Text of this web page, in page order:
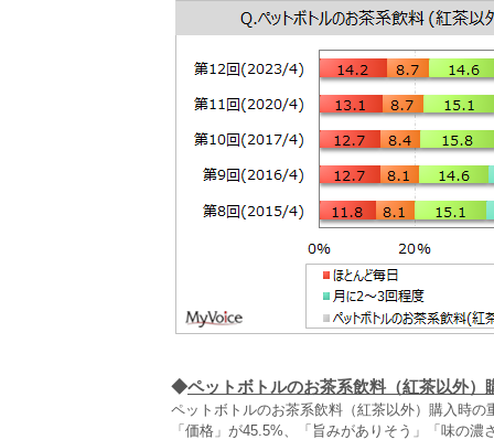
◆ペットボトルのお茶系飲料（紅茶以外）
ペットボトルのお茶系飲料（紅茶以外）購入時
「価格」が45.5%、「旨みがありそう」「味の